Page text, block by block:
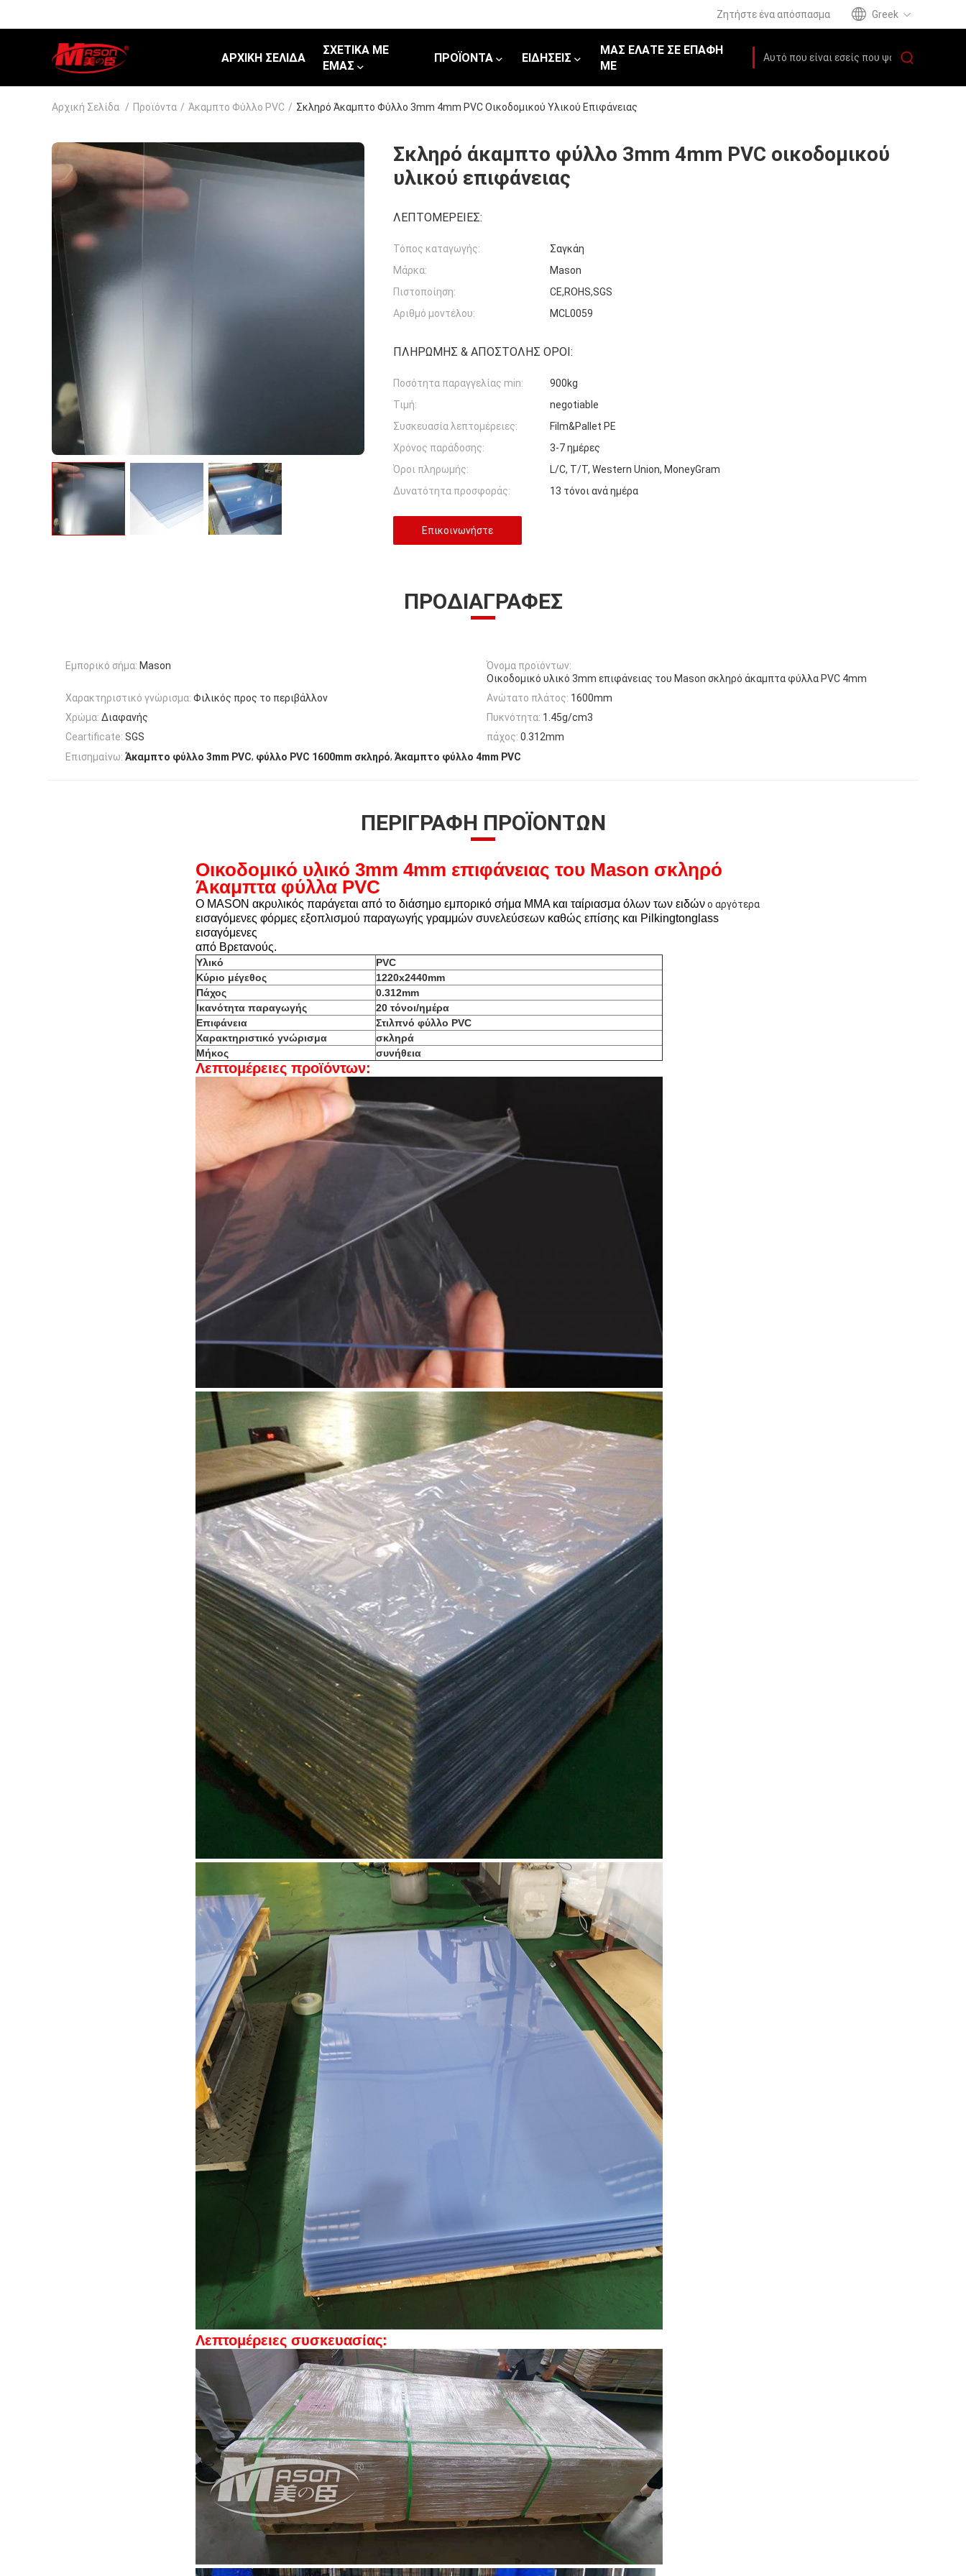
Ζητήστε ένα απόσπασμα Greek
ΑΡΧΙΚΉ ΣΕΛΊΔΑ
ΣΧΕΤΙΚΆ ΜΕ
ΕΜΆΣ
ΠΡΟΪΌΝΤΑ ΕΙΔΉΣΕΙΣ
ΜΑΣ ΕΛΆΤΕ ΣΕ ΕΠΑΦΉ
ΜΕ
Αρχική Σελίδα / Προϊόντα / Άκαμπτο Φύλλο PVC / Σκληρό Άκαμπτο Φύλλο 3mm 4mm PVC Οικοδομικού Υλικού Επιφάνειας
Σκληρό άκαμπτο φύλλο 3mm 4mm PVC οικοδομικού
υλικού επιφάνειας
ΛΕΠΤΟΜΈΡΕΙΕΣ:
Τόπος καταγωγής:
Σαγκάη
Μάρκα:
Mason
Πιστοποίηση:
CE,ROHS,SGS
Αριθμό μοντέλου:
MCL0059
ΠΛΗΡΩΜΉΣ & ΑΠΟΣΤΟΛΉΣ ΌΡΟΙ:
Ποσότητα παραγγελίας min:
900kg
Τιμή:
negotiable
Συσκευασία λεπτομέρειες:
Film&Pallet PE
Χρόνος παράδοσης:
3-7 ημέρες
Όροι πληρωμής:
L/C, T/T, Western Union, MoneyGram
Δυνατότητα προσφοράς:
13 τόνοι ανά ημέρα
Επικοινωνήστε
ΠΡΟΔΙΑΓΡΑΦΈΣ
Εμπορικό σήμα: Mason
Όνομα προϊόντων:
Οικοδομικό υλικό 3mm επιφάνειας του Mason σκληρό άκαμπτα φύλλα PVC 4mm
Χαρακτηριστικό γνώρισμα: Φιλικός προς το περιβάλλον Ανώτατο πλάτος: 1600mm
Χρώμα: Διαφανής Πυκνότητα: 1.45g/cm3
Ceartificate: SGS πάχος: 0.312mm
Επισημαίνω: Άκαμπτο φύλλο 3mm PVC, φύλλο PVC 1600mm σκληρό, Άκαμπτο φύλλο 4mm PVC
ΠΕΡΙΓΡΑΦΉ ΠΡΟΪΌΝΤΩΝ
Οικοδομικό υλικό 3mm 4mm επιφάνειας του Mason σκληρό
Άκαμπτα φύλλα PVC
Ο MASON ακρυλικός παράγεται από το διάσημο εμπορικό σήμα MMA και ταίριασμα όλων των ειδώνο αργότερα
εισαγόμενες φόρμες εξοπλισμού παραγωγής γραμμών συνελεύσεων καθώς επίσης και Pilkingtonglass
εισαγόμενες
από Βρετανούς.
Υλικό
PVC
Κύριο μέγεθος
1220x2440mm
Πάχος
0.312mm
Ικανότητα παραγωγής
20 τόνοι/ημέρα
Επιφάνεια
Στιλπνό φύλλο PVC
Χαρακτηριστικό γνώρισμα
σκληρά
Μήκος
συνήθεια
Λεπτομέρειες προϊόντων:
Λεπτομέρειες συσκευασίας: